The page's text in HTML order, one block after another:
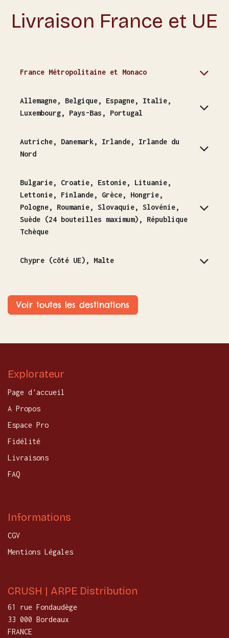
Livraison France et UE
France Métropolitaine et Monaco
Allemagne, Belgique, Espagne, Italie,
Luxembourg, Pays-Bas, Portugal
Autriche, Danemark, Irlande, Irlande du
Nord
Bulgarie, Croatie, Estonie, Lituanie,
Lettonie, Finlande, Grèce, Hongrie,
Pologne, Roumanie, Slovaquie, Slovénie,
Suède (24 bouteilles maximum), République
Tchèque
Chypre (côté UE), Malte
Voir toutes les destinations
Explorateur
Page d'accueil
A Propos
Espace Pro
Fidélité
Livraisons
FAQ
Informations
CGV
Mentions Légales
CRUSH | ARPE Distribution
61 rue Fondaudège
33 000 Bordeaux
FRANCE